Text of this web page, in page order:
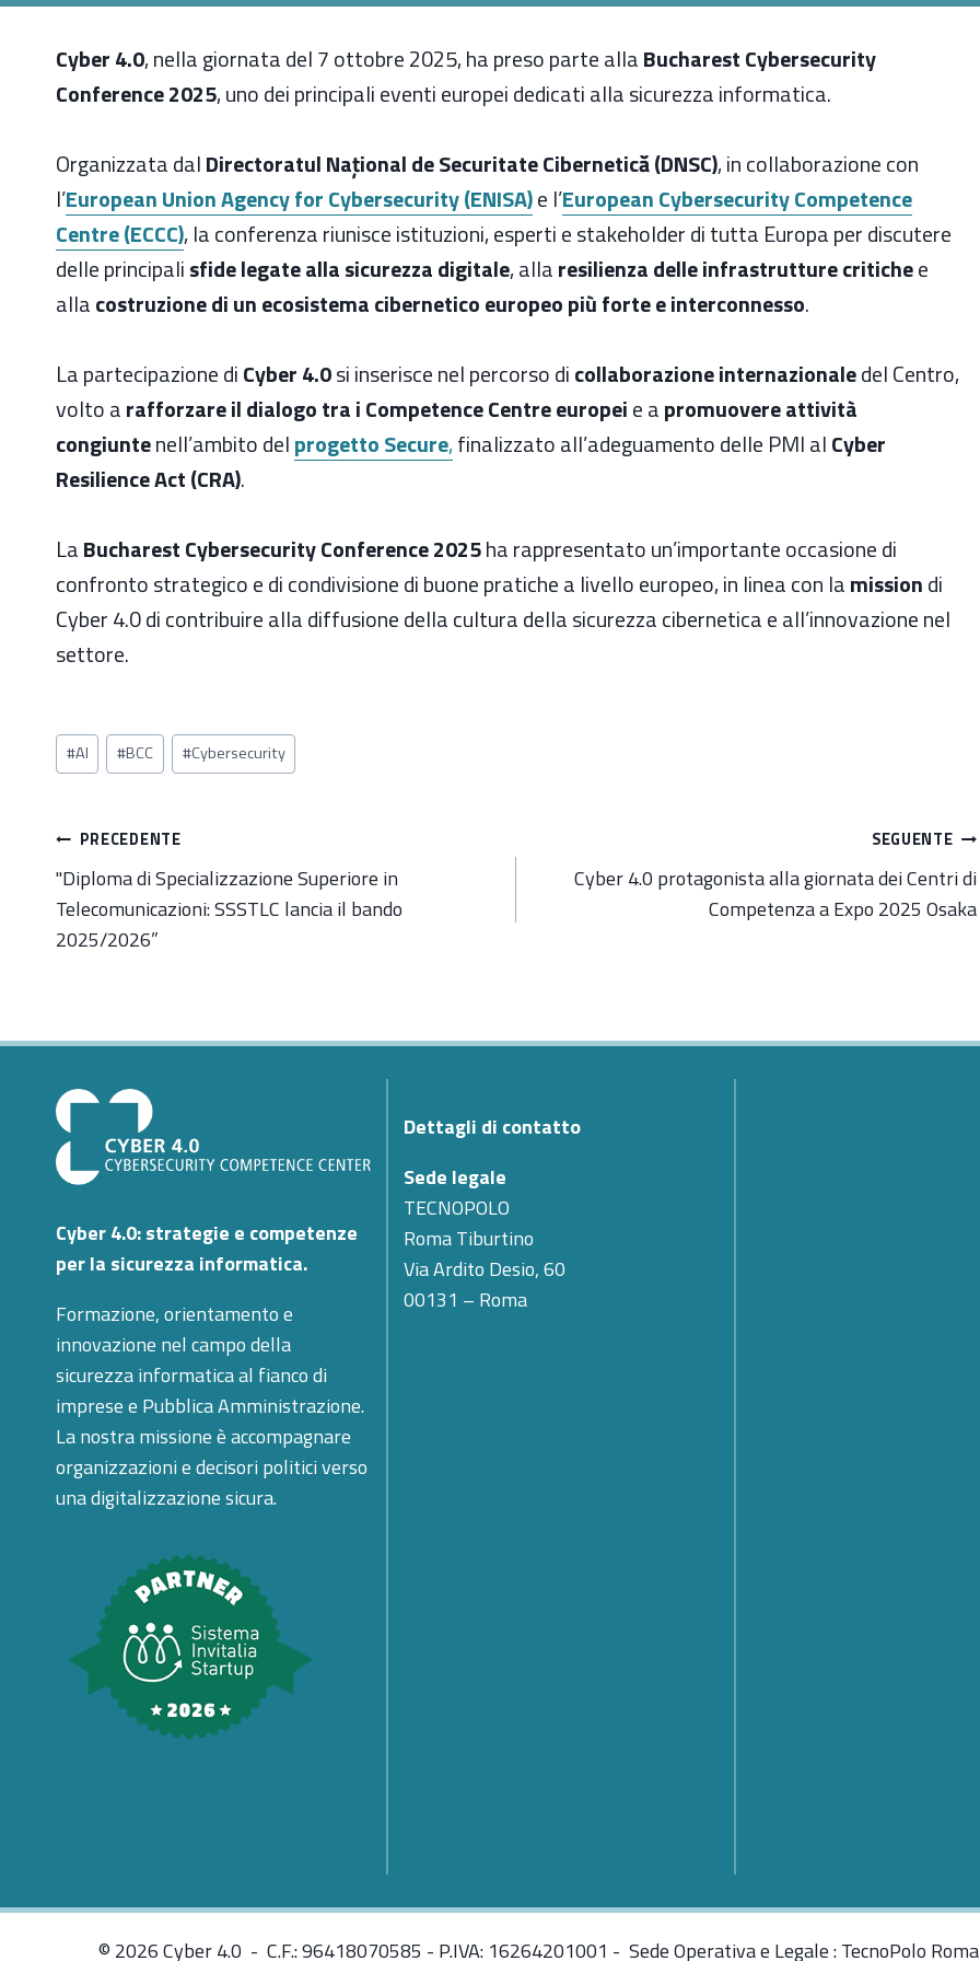
Cyber 4.0, nella giornata del 7 ottobre 2025, ha preso parte allaBucharest Cybersecurity
Conference 2025, uno dei principali eventi europei dedicati alla sicurezza informatica.
Organizzata dalDirectoratul Național de Securitate Cibernetică (DNSC), in collaborazione con
l’European Union Agency for Cybersecurity (ENISA)e l’European Cybersecurity Competence
Centre (ECCC), la conferenza riunisce istituzioni, esperti e stakeholder di tutta Europa per discutere
delle principalisfide legate alla sicurezza digitale, allaresilienza delle infrastrutture critichee
allacostruzione di un ecosistema cibernetico europeo più forte e interconnesso.
La partecipazione diCyber 4.0si inserisce nel percorso dicollaborazione internazionaledel Centro,
volto arafforzare il dialogo tra i Competence Centre europeie apromuovere attività
congiuntenell’ambito delprogetto Secure,finalizzato all’adeguamento delle PMI alCyber
Resilience Act (CRA).
LaBucharest Cybersecurity Conference 2025ha rappresentato un’importante occasione di
confronto strategico e di condivisione di buone pratiche a livello europeo, in linea con lamissiondi
Cyber 4.0 di contribuire alla diffusione della cultura della sicurezza cibernetica e all’innovazione nel
settore.
Tag
articolo:
#AI #BCC #Cybersecurity
Navigazione
articoli
PRECEDENTE
"Diploma di Specializzazione Superiore in
Telecomunicazioni: SSSTLC lancia il bando
2025/2026”
SEGUENTE
Cyber 4.0 protagonista alla giornata dei Centri di
Competenza a Expo 2025 Osaka
Cyber 4.0: strategie e competenze
per la sicurezza informatica.
Formazione, orientamento e
innovazione nel campo della
sicurezza informatica al fianco di
imprese e Pubblica Amministrazione.
La nostra missione è accompagnare
organizzazioni e decisori politici verso
una digitalizzazione sicura.
Dettagli di contatto
Sede legale
TECNOPOLO
Roma Tiburtino
Via Ardito Desio, 60
00131 – Roma
© 2026 Cyber 4.0 - C.F.: 96418070585 - P.IVA: 16264201001 - Sede Operativa e Legale : TecnoPolo